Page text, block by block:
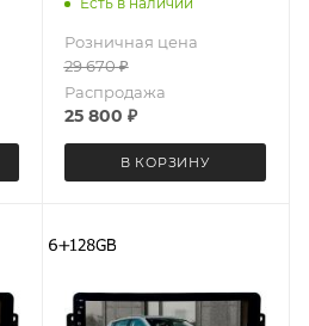
Розничная цена
29 670₽
Распродажа
25 800 ₽
В КОРЗИНУ